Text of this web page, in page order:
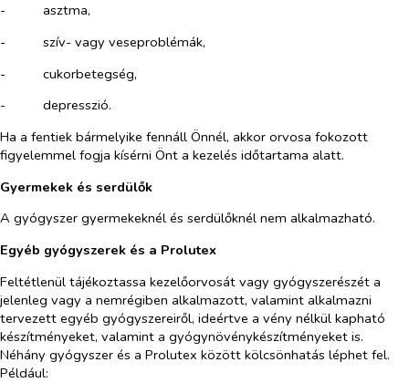
-​
asztma,
-​
szív- vagy veseproblémák,
-​
cukorbetegség,
-​
depresszió.
Ha a fentiek bármelyike fennáll Önnél, akkor orvosa fokozott
figyelemmel fogja kísérni Önt a kezelés időtartama alatt.
Gyermekek és serdülők
A gyógyszer gyermekeknél és serdülőknél nem alkalmazható.
Egyéb gyógyszerek és a Prolutex
Feltétlenül tájékoztassa kezelőorvosát vagy gyógyszerészét a
jelenleg vagy a nemrégiben alkalmazott, valamint alkalmazni
tervezett egyéb gyógyszereiről, ideértve a vény nélkül kapható
készítményeket, valamint a gyógynövénykészítményeket is.
Néhány gyógyszer és a Prolutex között kölcsönhatás léphet fel.
Például: